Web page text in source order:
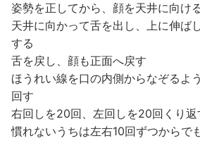
姿勢を正してから、顔を天井に向け
天井に向かって舌を出し、上に伸ば
する
舌を戻し、顔も正面へ戻す
ほうれい線を口の内側からなぞるよ
回す
右回しを20回、左回しを20回くり返
慣れないうちは左右10回ずつからで